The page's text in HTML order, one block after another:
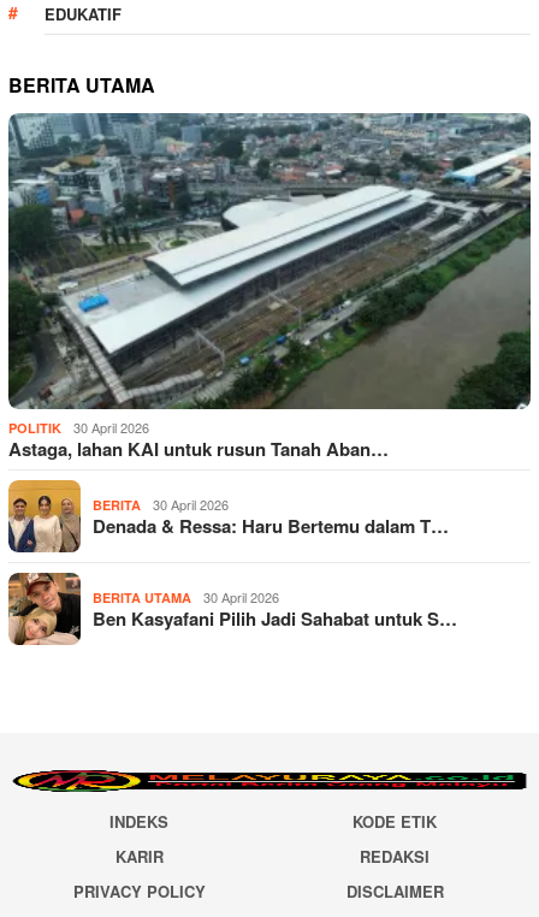
EDUKATIF
BERITA UTAMA
POLITIK 30 April 2026
Astaga, lahan KAI untuk rusun Tanah Aban…
BERITA 30 April 2026
Denada & Ressa: Haru Bertemu dalam T…
BERITA UTAMA 30 April 2026
Ben Kasyafani Pilih Jadi Sahabat untuk S…
INDEKS
KODE ETIK
KARIR
REDAKSI
PRIVACY POLICY
DISCLAIMER